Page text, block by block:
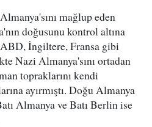
mağlup eden
doğusunu kontrol altına
İngiltere, Fransa gibi
Nazi Almanya'sını ortadan
topraklarını kendi
ayırmıştı. Doğu Almanya
Almanya ve Batı Berlin ise